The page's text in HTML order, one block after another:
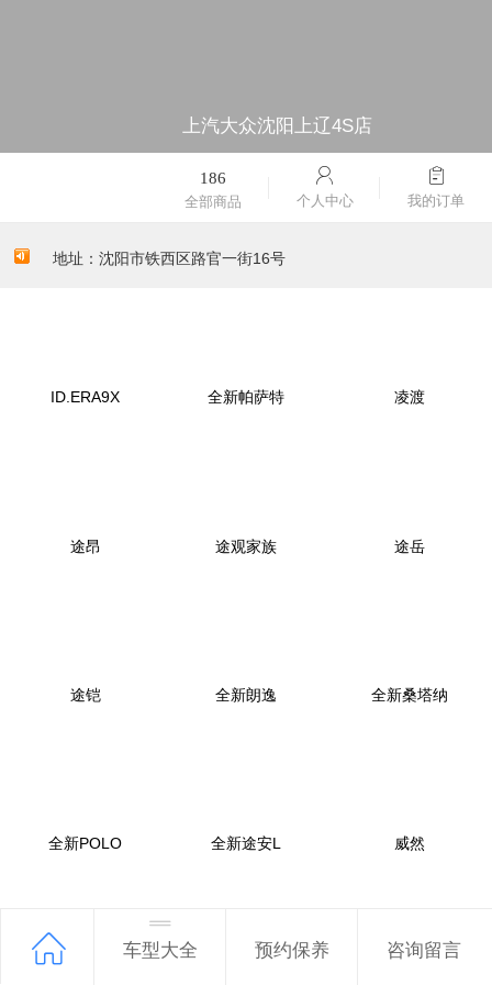
上汽大众沈阳上辽4S店
186
全部商品 个人中心 我的订单
地址：沈阳市铁西区路官一街16号
ID.ERA9X 全新帕萨特 凌渡
途昂 途观家族 途岳
途铠 全新朗逸 全新桑塔纳
全新POLO 全新途安L 威然
车型大全 预约保养 咨询留言